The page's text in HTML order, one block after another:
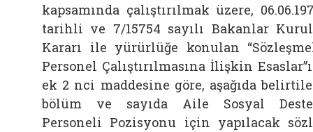
kapsamında çalıştırılmak üzere,
tarihli ve 7/15754 sayılı Bakanlar
Kararı ile yürürlüğe konulan “
Personel Çalıştırılmasına İlişkin Esaslar
ek 2 nci maddesine göre, aşağıda
bölüm ve sayıda Aile Sosyal
Personeli Pozisyonu için yapılacak